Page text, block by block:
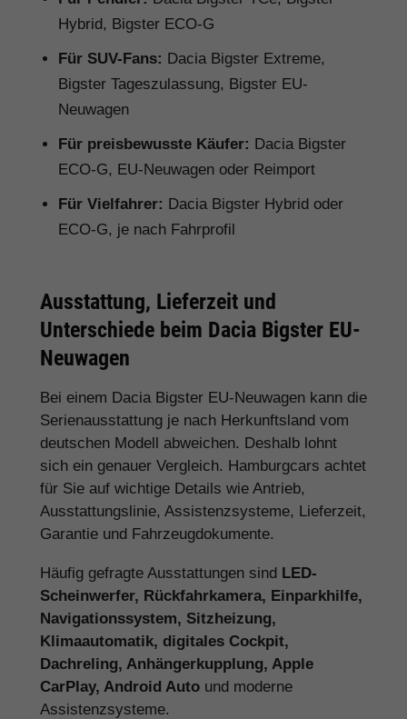
Hybrid, Bigster ECO-G
Für SUV-Fans: Dacia Bigster Extreme,
Bigster Tageszulassung, Bigster EU-
Neuwagen
Für preisbewusste Käufer: Dacia Bigster
ECO-G, EU-Neuwagen oder Reimport
Für Vielfahrer: Dacia Bigster Hybrid oder
ECO-G, je nach Fahrprofil
Ausstattung, Lieferzeit und
Unterschiede beim Dacia Bigster EU-
Neuwagen
Bei einem Dacia Bigster EU-Neuwagen kann die
Serienausstattung je nach Herkunftsland vom
deutschen Modell abweichen. Deshalb lohnt
sich ein genauer Vergleich. Hamburgcars achtet
für Sie auf wichtige Details wie Antrieb,
Ausstattungslinie, Assistenzsysteme, Lieferzeit,
Garantie und Fahrzeugdokumente.
Häufig gefragte Ausstattungen sind LED-
Scheinwerfer, Rückfahrkamera, Einparkhilfe,
Navigationssystem, Sitzheizung,
Klimaautomatik, digitales Cockpit,
Dachreling, Anhängerkupplung, Apple
CarPlay, Android Auto und moderne
Assistenzsysteme.